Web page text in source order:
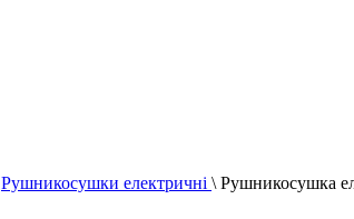
Рушникосушки електричні \ Рушникосушка